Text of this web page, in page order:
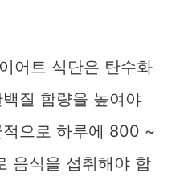
어트 식단은 탄수화
질 함량을 높여야
으로 하루에 800 ~
음식을 섭취해야 합